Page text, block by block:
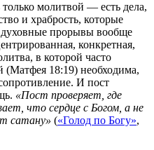
молитвой — есть дела,
и храбрость, которые
прорывы вообще
конкретная,
в которой часто
(Матфея 18:19) необходима,
И пост
«Пост проверяет, где
что сердце с Богом, а не
сатану» («Голод по Богу»,